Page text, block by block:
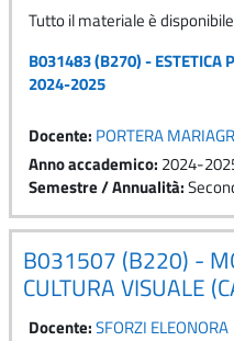
Tutto il materiale è
B031483 (B270) - ESTETICA
2024-2025
Docente: PORTERA
Anno accademico: 2024-
Semestre / Annualità:
B031507 (B220) -
CULTURA VISUALE
Docente:SFORZI ELEONORA